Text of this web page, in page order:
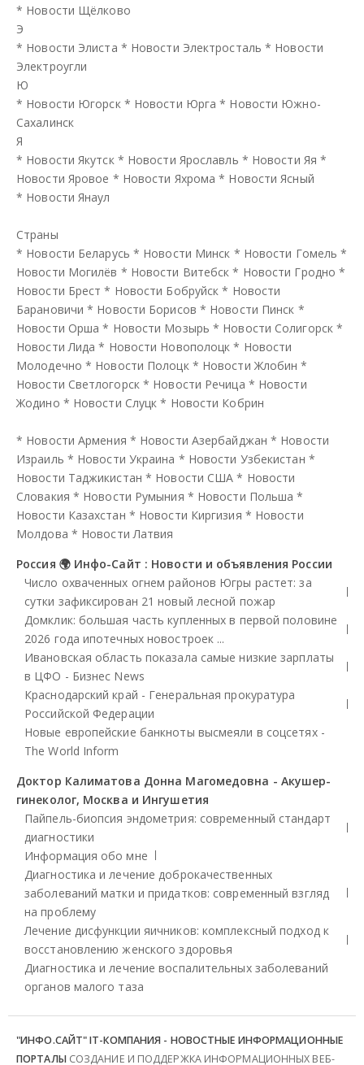
* Новости Щёлково
Э
* Новости Элиста * Новости Электросталь * Новости
Электроугли
Ю
* Новости Югорск* Новости Юрга * Новости Южно-
Сахалинск
Я
* Новости Якутск* Новости Ярославль * Новости Яя *
Новости Яровое * Новости Яхрома * Новости Ясный
* Новости Янаул
Страны
* Новости Беларусь * Новости Минск * Новости Гомель *
Новости Могилёв * Новости Витебск * Новости Гродно *
Новости Брест * Новости Бобруйск * Новости
Барановичи * Новости Борисов * Новости Пинск *
Новости Орша * Новости Мозырь * Новости Солигорск*
Новости Лида * Новости Новополоцк * Новости
Молодечно * Новости Полоцк* Новости Жлобин *
Новости Светлогорск* Новости Речица * Новости
Жодино * Новости Слуцк * Новости Кобрин
* Новости Армения * Новости Азербайджан * Новости
Израиль * Новости Украина * Новости Узбекистан *
Новости Таджикистан * Новости США * Новости
Словакия * Новости Румыния * Новости Польша *
Новости Казахстан * Новости Киргизия * Новости
Молдова * Новости Латвия
Россия 🌍 Инфо-Сайт : Новости и объявления России
Число охваченных огнем районов Югры растет: за
сутки зафиксирован 21 новый лесной пожар
Домклик: большая часть купленных в первой половине
2026 года ипотечных новостроек ...
Ивановская область показала самые низкие зарплаты
в ЦФО - Бизнес News
Краснодарский край - Генеральная прокуратура
Российской Федерации
Новые европейские банкноты высмеяли в соцсетях -
The World Inform
Доктор Калиматова Донна Магомедовна - Акушер-
гинеколог, Москва и Ингушетия
Пайпель-биопсия эндометрия: современный стандарт
диагностики
Информация обо мне
Диагностика и лечение доброкачественных
заболеваний матки и придатков: современный взгляд
на проблему
Лечение дисфункции яичников: комплексный подход к
восстановлению женского здоровья
Диагностика и лечение воспалительных заболеваний
органов малого таза
"ИНФО.САЙТ" IT-КОМПАНИЯ - НОВОСТНЫЕ ИНФОРМАЦИОННЫЕ
ПОРТАЛЫСОЗДАНИЕ И ПОДДЕРЖКА ИНФОРМАЦИОННЫХ ВЕБ-